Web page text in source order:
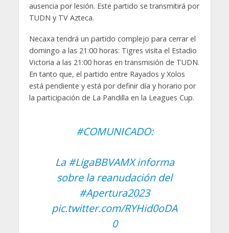
ausencia por lesión. Este partido se transmitirá por
TUDN y TV Azteca.
Necaxa tendrá un partido complejo para cerrar el
domingo a las 21:00 horas: Tigres visita el Estadio
Victoria a las 21:00 horas en transmisión de TUDN.
En tanto que, el partido entre Rayados y Xolos
está pendiente y está por definir día y horario por
la participación de La Pandilla en la Leagues Cup.
#COMUNICADO:
La#LigaBBVAMXinforma
sobre la reanudación del
#Apertura2023
pic.twitter.com/RYHid0oDA
0